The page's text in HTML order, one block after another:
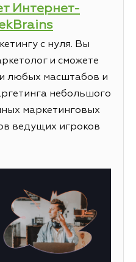
Интернет-
с нуля. Вы
и сможете
любых масштабов и
небольшого
маркетинговых
ведущих игроков